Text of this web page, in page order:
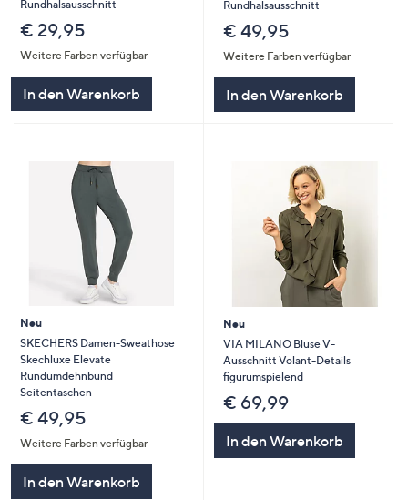
Rundhalsausschnitt
€ 29,95
Weitere Farben verfügbar
In den Warenkorb
Rundhalsausschnitt
€ 49,95
Weitere Farben verfügbar
In den Warenkorb
Neu
SKECHERS Damen-Sweathose
Skechluxe Elevate
Rundumdehnbund
Seitentaschen
€ 49,95
Weitere Farben verfügbar
In den Warenkorb
Neu
VIA MILANO Bluse V-
Ausschnitt Volant-Details
figurumspielend
€ 69,99
In den Warenkorb